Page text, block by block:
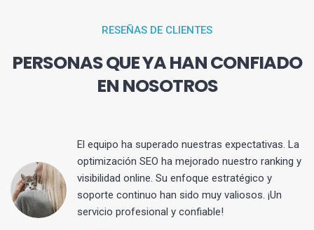
RESEÑAS DE CLIENTES
PERSONAS QUE YA HAN CONFIADO
EN NOSOTROS
El equipo ha superado nuestras expectativas. La
optimización SEO ha mejorado nuestro ranking y
visibilidad online. Su enfoque estratégico y
soporte continuo han sido muy valiosos. ¡Un
servicio profesional y confiable!